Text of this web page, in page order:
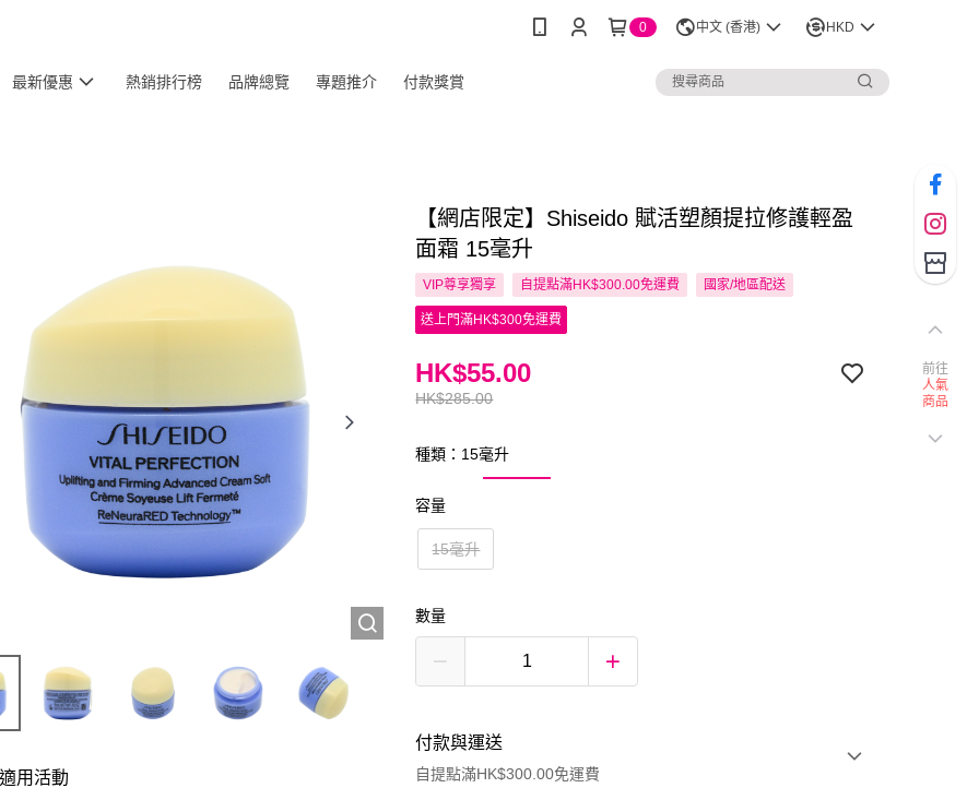
0 中文 (香港) HKD
最新優惠 熱銷排行榜 品牌總覽 專題推介 付款獎賞
用活動
【網店限定】Shiseido 賦活塑顏提拉修護輕盈
面霜 15毫升
VIP尊享獨享 自提點滿HK$300.00免運費 國家/地區配送
送上門滿HK$300免運費
HK$285.00
HK$55.00
種類：15毫升
容量
15毫升
數量
付款與運送
自提點滿HK$300.00免運費
前往
人氣
商品